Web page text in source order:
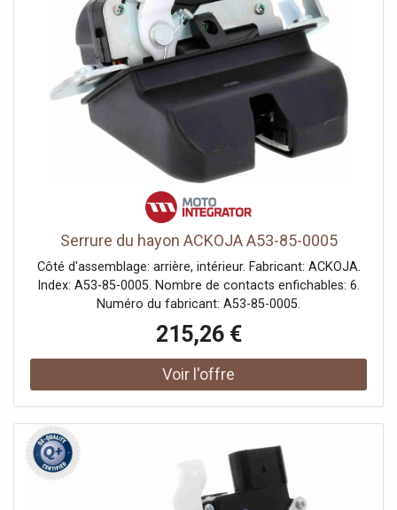
Serrure du hayon ACKOJA A53-85-0005
Côté d'assemblage: arrière, intérieur. Fabricant: ACKOJA.
Index: A53-85-0005. Nombre de contacts enfichables: 6.
Numéro du fabricant: A53-85-0005.
215,26 €